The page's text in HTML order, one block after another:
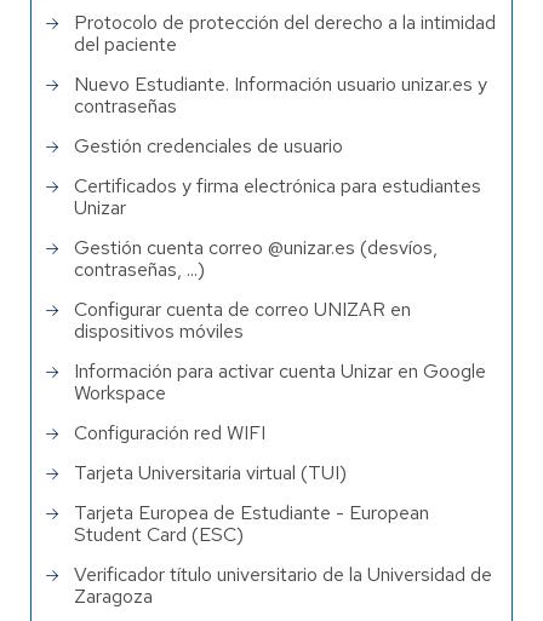
Protocolo de protección del derecho a la intimidad
del paciente
Nuevo Estudiante. Información usuario unizar.es y
contraseñas
Gestión credenciales de usuario
Certificados y firma electrónica para estudiantes
Unizar
Gestión cuenta correo @unizar.es (desvíos,
contraseñas, ...)
Configurar cuenta de correo UNIZAR en
dispositivos móviles
Información para activar cuenta Unizar en Google
Workspace
Configuración red WIFI
Tarjeta Universitaria virtual (TUI)
Tarjeta Europea de Estudiante - European
Student Card (ESC)
Verificador título universitario de la Universidad de
Zaragoza